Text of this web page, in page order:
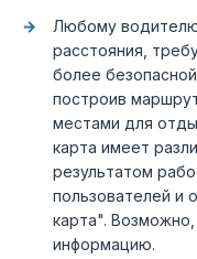
Любому
расстояния,
более
построив
местами для
карта имеет
результатом
пользователей и
карта".
информацию.